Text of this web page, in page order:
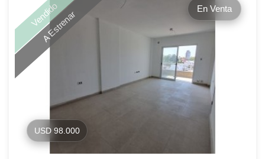
Vendido
A Estrenar
En Venta
USD 98.000